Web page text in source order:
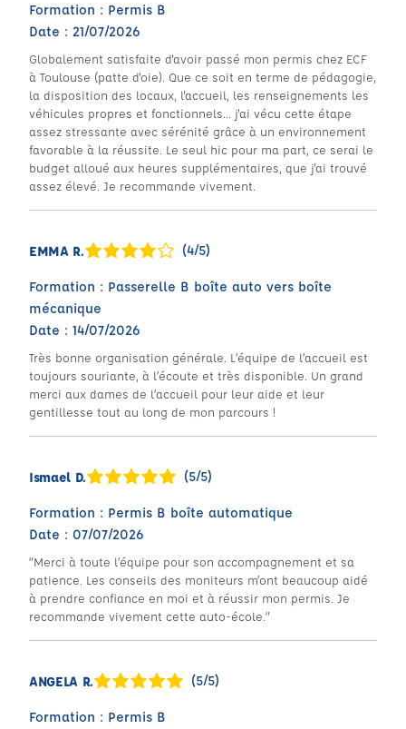
Formation : Permis B
Date : 21/07/2026
Globalement satisfaite d'avoir passé mon permis chez ECF
à Toulouse (patte d'oie). Que ce soit en terme de pédagogie,
la disposition des locaux, l'accueil, les renseignements les
véhicules propres et fonctionnels... j'ai vécu cette étape
assez stressante avec sérénité grâce à un environnement
favorable à la réussite. Le seul hic pour ma part, ce serai le
budget alloué aux heures supplémentaires, que j'ai trouvé
assez élevé. Je recommande vivement.
EMMA R. (4/5)
Formation : Passerelle B boîte auto vers boîte
mécanique
Date : 14/07/2026
Très bonne organisation générale. L’équipe de l’accueil est
toujours souriante, à l’écoute et très disponible. Un grand
merci aux dames de l’accueil pour leur aide et leur
gentillesse tout au long de mon parcours !
Ismael D. (5/5)
Formation : Permis B boîte automatique
Date : 07/07/2026
“Merci à toute l’équipe pour son accompagnement et sa
patience. Les conseils des moniteurs m’ont beaucoup aidé
à prendre confiance en moi et à réussir mon permis. Je
recommande vivement cette auto-école.”
ANGELA R. (5/5)
Formation : Permis B